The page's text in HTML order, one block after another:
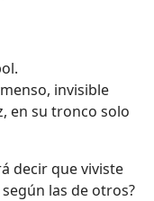
invisible
en su tronco solo
decir que viviste
las de otros?